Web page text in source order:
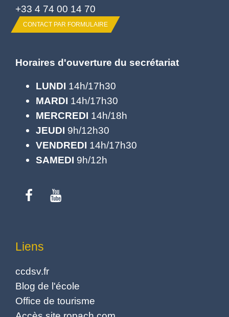
+33 4 74 00 14 70
CONTACT PAR FORMULAIRE
Horaires d'ouverture du secrétariat
LUNDI 14h/17h30
MARDI 14h/17h30
MERCREDI 14h/18h
JEUDI 9h/12h30
VENDREDI 14h/17h30
SAMEDI 9h/12h
Liens
ccdsv.fr
Blog de l'école
Office de tourisme